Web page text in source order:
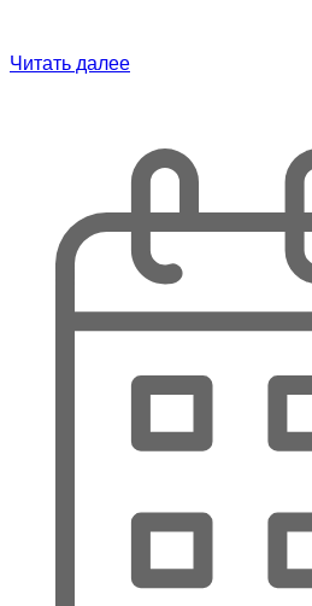
Читать далее